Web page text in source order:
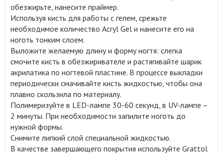
обезжирьте, нанесите праймер.
Используя кисть для работы с гелем, срежьте
необходимое количество Acryl Gel и нанесите его на
ноготь тонким слоем.
Выложите желаемую длину и форму ногтя: слегка
смочите кисть в обезжиривателе и растягивайте шарик
акрилатика по ногтевой пластине. В процессе выкладки
периодически смачивайте кисть жидкостью, чтобы она
плавно скользила по материалу.
Полимеризуйте в LED-лампе 30-60 секунд, в UV-лампе –
2 минуты. При необходимости запилите ноготь до
нужной формы.
Снимите липкий слой специальной жидкостью.
В качестве завершающего покрытия используйте Grattol